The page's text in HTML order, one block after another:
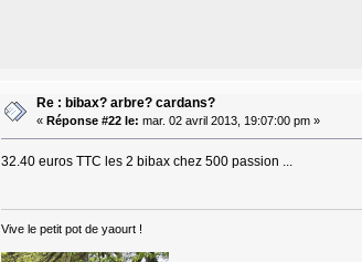
Re : bibax? arbre? cardans?
« Réponse #22 le: mar. 02 avril 2013, 19:07:00 pm »
32.40 euros TTC les 2 bibax chez 500 passion ...
Vive le petit pot de yaourt !